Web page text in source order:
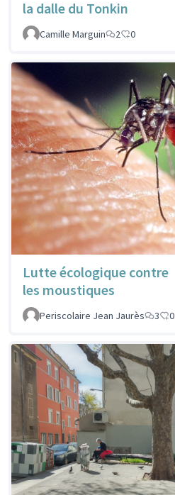
la dalle du Tonkin
Camille Marguin
2 0
Lutte écologique contre
les moustiques
Periscolaire Jean Jaurès
3 0